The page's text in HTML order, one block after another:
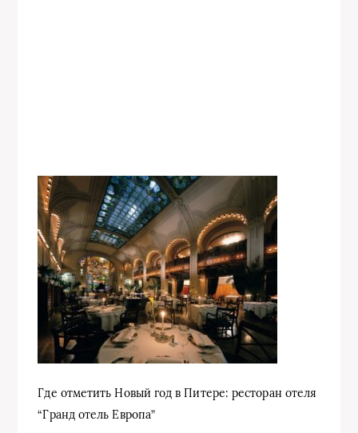
Где отметить Новый год в Питере: ресторан отеля
“Гранд отель Европа”